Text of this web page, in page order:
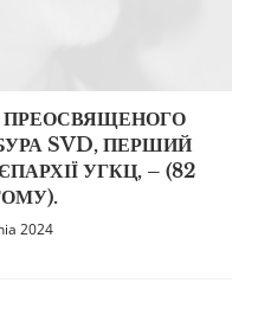
SVD, ПЕРШИЙ
УГКЦ, – (82
2024